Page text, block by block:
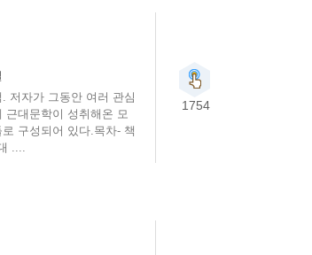
저자가 그동안 여러 관심
근대문학이 성취해온 모
구성되어 있다.목차- 책
....
1754